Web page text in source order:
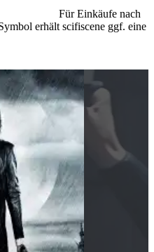
Für Einkäufe nach
erhält scifiscene ggf. eine